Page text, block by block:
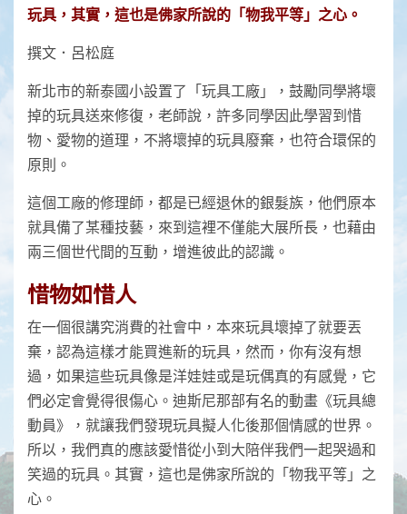
玩具，其實，這也是佛家所說的「物我平等」之心。
撰文．呂松庭
新北市的新泰國小設置了「玩具工廠」，鼓勵同學將壞
掉的玩具送來修復，老師說，許多同學因此學習到惜
物、愛物的道理，不將壞掉的玩具廢棄，也符合環保的
原則。
這個工廠的修理師，都是已經退休的銀髮族，他們原本
就具備了某種技藝，來到這裡不僅能大展所長，也藉由
兩三個世代間的互動，增進彼此的認識。
惜物如惜人
在一個很講究消費的社會中，本來玩具壞掉了就要丟
棄，認為這樣才能買進新的玩具，然而，你有沒有想
過，如果這些玩具像是洋娃娃或是玩偶真的有感覺，它
們必定會覺得很傷心。迪斯尼那部有名的動畫《玩具總
動員》，就讓我們發現玩具擬人化後那個情感的世界。
所以，我們真的應該愛惜從小到大陪伴我們一起哭過和
笑過的玩具。其實，這也是佛家所說的「物我平等」之
心。